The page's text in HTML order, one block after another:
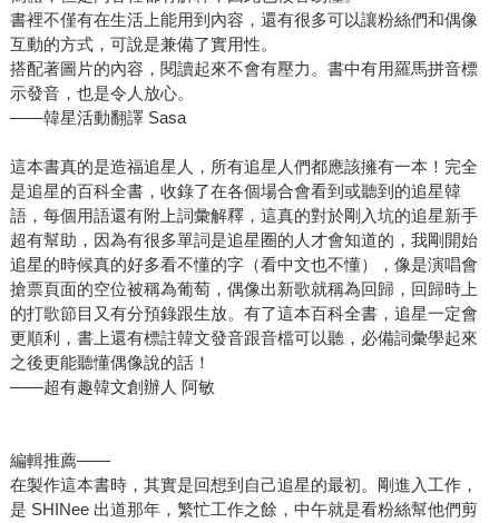
書裡不僅有在生活上能用到內容，還有很多可以讓粉絲們和偶像
互動的方式，可說是兼備了實用性。
搭配著圖片的內容，閱讀起來不會有壓力。書中有用羅馬拼音標
示發音，也是令人放心。
——韓星活動翻譯 Sasa
這本書真的是造福追星人，所有追星人們都應該擁有一本！完全
是追星的百科全書，收錄了在各個場合會看到或聽到的追星韓
語，每個用語還有附上詞彙解釋，這真的對於剛入坑的追星新手
超有幫助，因為有很多單詞是追星圈的人才會知道的，我剛開始
追星的時候真的好多看不懂的字（看中文也不懂），像是演唱會
搶票頁面的空位被稱為葡萄，偶像出新歌就稱為回歸，回歸時上
的打歌節目又有分預錄跟生放。有了這本百科全書，追星一定會
更順利，書上還有標註韓文發音跟音檔可以聽，必備詞彙學起來
之後更能聽懂偶像說的話！
——超有趣韓文創辦人 阿敏
編輯推薦——
在製作這本書時，其實是回想到自己追星的最初。剛進入工作，
是 SHINee 出道那年，繁忙工作之餘，中午就是看粉絲幫他們剪